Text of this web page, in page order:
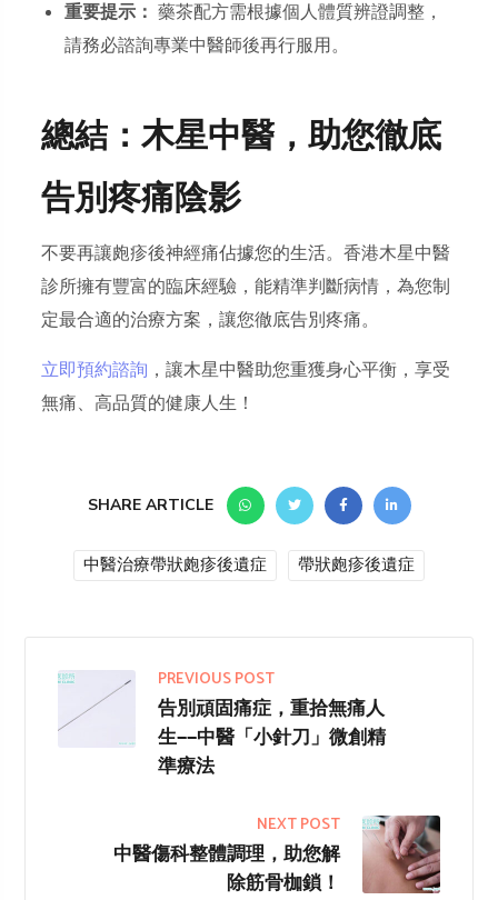
重要提示： 藥茶配方需根據個人體質辨證調整，
請務必諮詢專業中醫師後再行服用。
總結：木星中醫，助您徹底
告別疼痛陰影
不要再讓皰疹後神經痛佔據您的生活。香港木星中醫
診所擁有豐富的臨床經驗，能精準判斷病情，為您制
定最合適的治療方案，讓您徹底告別疼痛。
立即預約諮詢 ，讓木星中醫助您重獲身心平衡，享受
無痛、高品質的健康人生！
SHARE ARTICLE
中醫治療帶狀皰疹後遺症 帶狀皰疹後遺症
PREVIOUS POST
告別頑固痛症，重拾無痛人
生——中醫「小針刀」微創精
準療法
NEXT POST
中醫傷科整體調理，助您解
除筋骨枷鎖！